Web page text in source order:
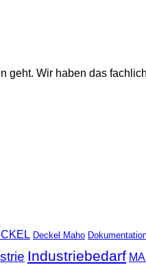
Wir haben das
Deckel Maho
Industriebedarf